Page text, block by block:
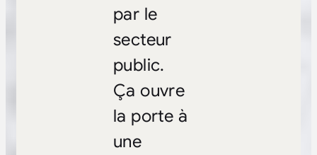
par le
secteur
public.
Ça ouvre
la porte à
une